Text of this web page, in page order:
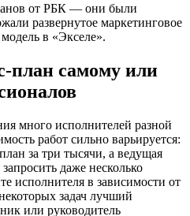
от РБК — они были
развернутое маркетинговое
в «Экселе».
план самому или
много исполнителей разной
работ сильно варьируется:
за три тысячи, а ведущая
даже несколько
исполнителя в зависимости от
задач лучший
или руководитель